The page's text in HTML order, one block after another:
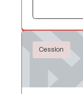
Cession